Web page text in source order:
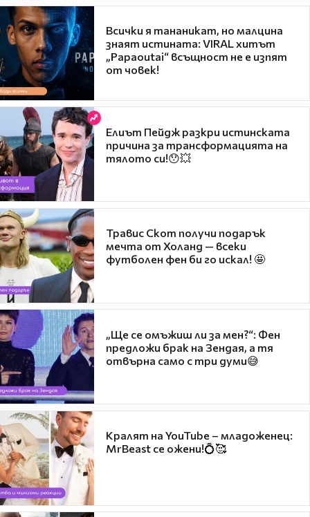
Всички я тананикат, но малцина
знаят истината: VIRAL хитът
„Papaoutai“ всъщност не е изпят
от човек!
Елиът Пейдж разкри истинската
причина за трансформацията на
тялото си!😯💥
Травис Скот получи подарък
мечта от Холанд — всеки
футболен фен би го искал! 🤩
„Ще се омъжиш ли за мен?“: Фен
предложи брак на Зендая, а тя
отвърна само с три думи😅
Кралят на YouTube – младоженец:
MrBeast се ожени!💍🥰